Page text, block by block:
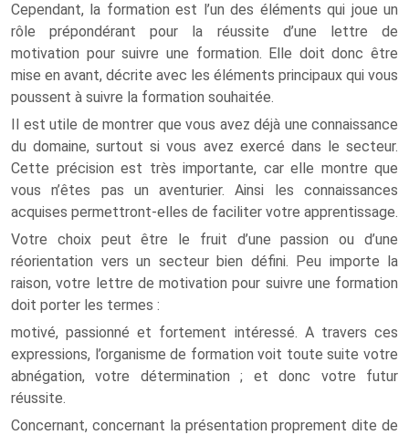
Cependant, la formation est l’un des éléments qui joue un
rôle prépondérant pour la réussite d’une lettre de
motivation pour suivre une formation. Elle doit donc être
mise en avant, décrite avec les éléments principaux qui vous
poussent à suivre la formation souhaitée.
Il est utile de montrer que vous avez déjà une connaissance
du domaine, surtout si vous avez exercé dans le secteur.
Cette précision est très importante, car elle montre que
vous n’êtes pas un aventurier. Ainsi les connaissances
acquises permettront-elles de faciliter votre apprentissage.
Votre choix peut être le fruit d’une passion ou d’une
réorientation vers un secteur bien défini. Peu importe la
raison, votre lettre de motivation pour suivre une formation
doit porter les termes :
motivé, passionné et fortement intéressé. A travers ces
expressions, l’organisme de formation voit toute suite votre
abnégation, votre détermination ; et donc votre futur
réussite.
Concernant, concernant la présentation proprement dite de